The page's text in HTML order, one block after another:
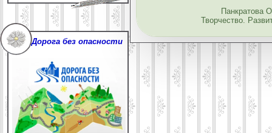
Дорога без опасности
Панкратова
Творчество.